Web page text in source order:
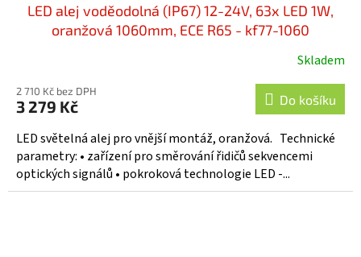
LED alej voděodolná (IP67) 12-24V, 63x LED 1W,
oranžová 1060mm, ECE R65 - kf77-1060
Skladem
2 710 Kč bez DPH
3 279 Kč Do košíku
LED světelná alej pro vnější montáž, oranžová. Technické
parametry: • zařízení pro směrování řidičů sekvencemi
optických signálů • pokroková technologie LED -...